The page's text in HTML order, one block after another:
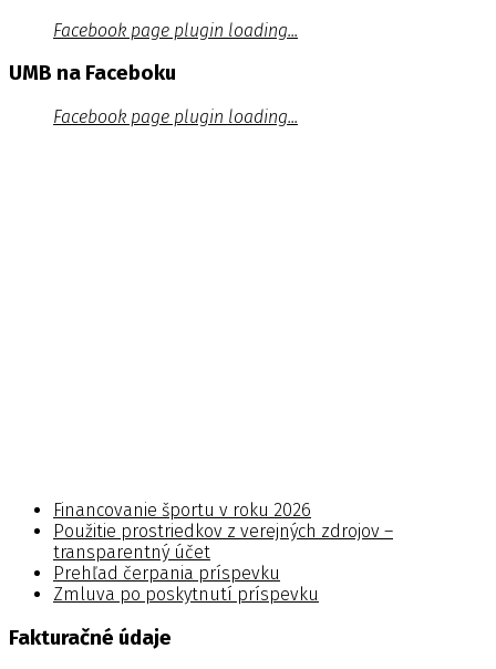
Facebook page plugin loading...
UMB na Faceboku
Facebook page plugin loading...
Financovanie športu v roku 2026
Použitie prostriedkov z verejných zdrojov –
transparentný účet
Prehľad čerpania príspevku
Zmluva po poskytnutí príspevku
Fakturačné údaje